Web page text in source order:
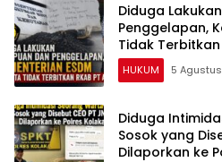
Diduga
Penggelapan,
Tidak Terbitkan
HUKUM 5
Diduga
Sosok yang
Dilaporkan ke